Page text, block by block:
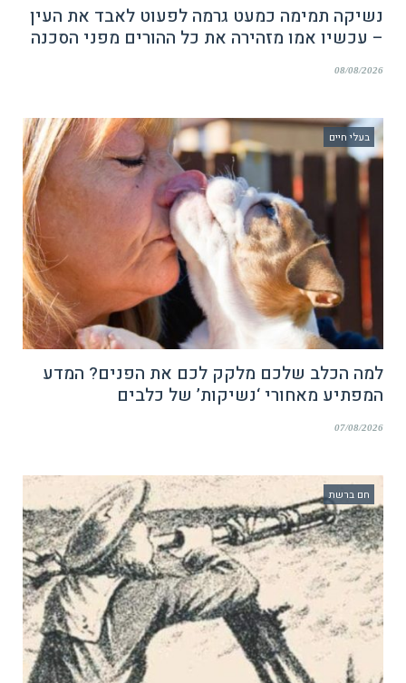
נשיקה תמימה כמעט גרמה לפעוט לאבד את העין
– עכשיו אמו מזהירה את כל ההורים מפני הסכנה
08/08/2026
בעלי חיים
למה הכלב שלכם מלקק לכם את הפנים? המדע
המפתיע מאחורי ‘נשיקות’ של כלבים
07/08/2026
חם ברשת